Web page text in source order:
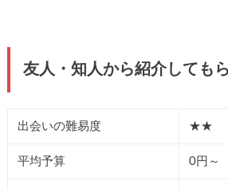
友人・知人から紹介しても
出会いの難易度 ★★
平均予算 0円～